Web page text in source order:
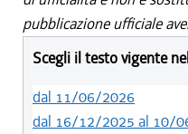
pubblicazione ufficiale
Scegli il testo vigente
dal 11/06/2026
dal 16/12/2025 al 10/